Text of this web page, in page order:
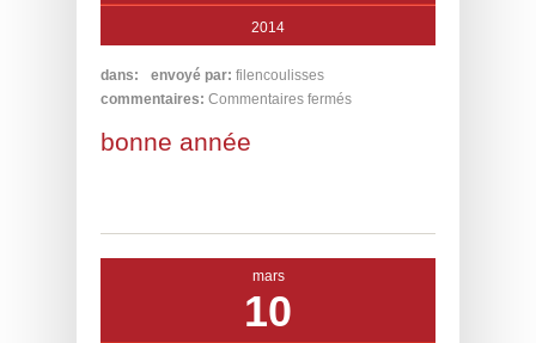
2014
dans: envoyé par: filencoulisses
commentaires: Commentaires fermés
bonne année
mars
10